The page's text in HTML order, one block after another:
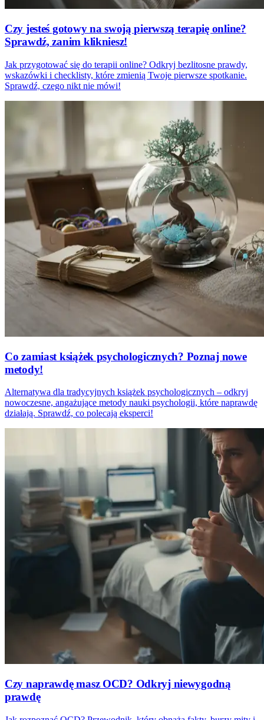
Czy jesteś gotowy na swoją pierwszą terapię online?
Sprawdź, zanim klikniesz!
Jak przygotować się do terapii online? Odkryj bezlitosne prawdy,
wskazówki i checklisty, które zmienią Twoje pierwsze spotkanie.
Sprawdź, czego nikt nie mówi!
Co zamiast książek psychologicznych? Poznaj nowe
metody!
Alternatywa dla tradycyjnych książek psychologicznych – odkryj
nowoczesne, angażujące metody nauki psychologii, które naprawdę
działają. Sprawdź, co polecają eksperci!
Czy naprawdę masz OCD? Odkryj niewygodną
prawdę